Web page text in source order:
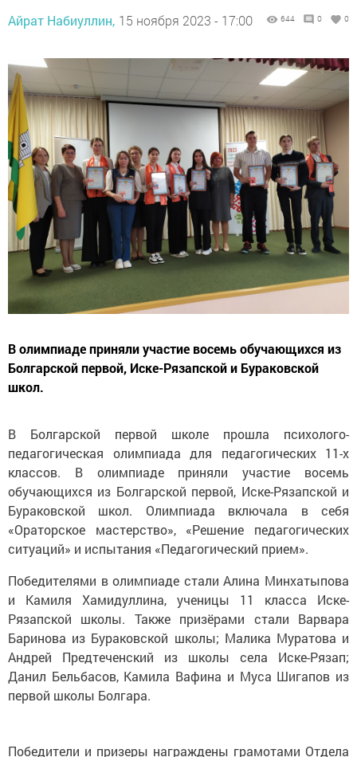
Айрат Набиуллин, 15 ноября 2023 - 17:00 644 0 0
В олимпиаде приняли участие восемь обучающихся из
Болгарской первой, Иске-Рязапской и Бураковской
школ.
В Болгарской первой школе прошла психолого-
педагогическая олимпиада для педагогических 11-х
классов. В олимпиаде приняли участие восемь
обучающихся из Болгарской первой, Иске-Рязапской и
Бураковской школ. Олимпиада включала в себя
«Ораторское мастерство», «Решение педагогических
ситуаций» и испытания «Педагогический прием».
Победителями в олимпиаде стали Алина Минхатыпова
и Камиля Хамидуллина, ученицы 11 класса Иске-
Рязапской школы. Также призёрами стали Варвара
Баринова из Бураковской школы; Малика Муратова и
Андрей Предтеченский из школы села Иске-Рязап;
Данил Бельбасов, Камила Вафина и Муса Шигапов из
первой школы Болгара.
Победители и призеры награждены грамотами Отдела